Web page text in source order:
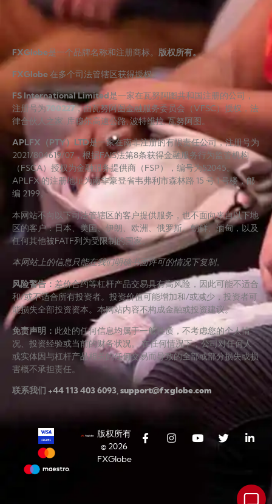
FXGlobe是一个品牌名称和注册商标。 版权所有。
FXGlobe在多个司法管辖区获得授权。
FS International Limited是一家在瓦努阿图共和国注册的公司，
注册号为700227，由瓦努阿图金融服务委员会（VFSC）授权，法
律合伙人之家, 库穆尔高速公路, 波特维拉, 瓦努阿图。
APLFX（PTY）LTD是一家在南非注册的有限责任公司，注册号为
2021/804619/07，根据FAIS法第8条获得金融服务行为监管机构
（FSCA）授权为金融服务提供商（FSP），编号为52045。
APLFX 的注册地址为南非豪登省韦弗利市森林路 15 号 1 号楼，邮
编 2199。
本网站不向以下司法管辖区的客户提供服务，也不面向来自以下地
区的客户：日本、美国、伊朗、欧洲、俄罗斯、朝鲜、缅甸，以及
任何其他被FATF列为受限制的国家。
本网站上的信息只能在我们明确书面许可的情况下复制。
风险警告： 差价合约等杠杆产品交易具有高风险，因此可能不适合
和/或不适合所有投资者。投资价值可能增加和/或减少，投资者可
能损失全部投资资本。本网站内容不构成金融或投资建议。
免责声明 ： 此处的任何信息均属于一般性质，不考虑您的个人情
况、投资经验或当前的财务状况。 在任何情况下，公司对任何人
或实体因与杠杆产品相关的任何交易而导致的全部或部分损失或损
害概不承担责任。
联系我们 +44 113 403 6093,support@fxglobe.com
版权所有
© 2026
FXGlobe